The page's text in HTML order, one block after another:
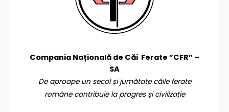
Compania Națională de Căi Ferate ”CFR” –
SA
De aproape un secol și jumătate căile ferate
române contribuie la progres și civilizație